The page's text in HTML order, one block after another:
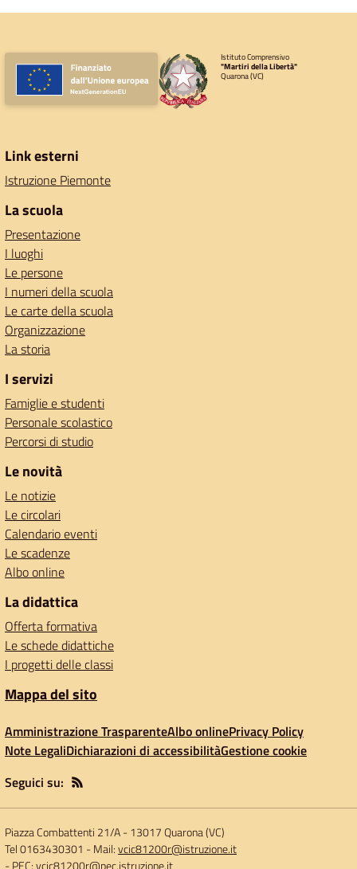
Istituto Comprensivo
"Martiri della Libertà"
Quarona (VC)
Link esterni
Istruzione Piemonte
La scuola
Presentazione
I luoghi
Le persone
I numeri della scuola
Le carte della scuola
Organizzazione
La storia
I servizi
Famiglie e studenti
Personale scolastico
Percorsi di studio
Le novità
Le notizie
Le circolari
Calendario eventi
Le scadenze
Albo online
La didattica
Offerta formativa
Le schede didattiche
I progetti delle classi
Mappa del sito
Amministrazione TrasparenteAlbo onlinePrivacy Policy
Note LegaliDichiarazioni di accessibilitàGestione cookie
Seguici su:
Piazza Combattenti 21/A-13017 Quarona (VC)
Tel 0163430301 - Mail:vcic81200r@istruzione.it
- PEC:vcic81200r@pec.istruzione.it